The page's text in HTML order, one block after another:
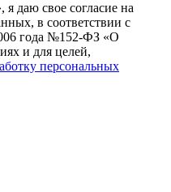
даю свое согласие на
в соответствии с
года №152-ФЗ «О
и для целей,
персональных